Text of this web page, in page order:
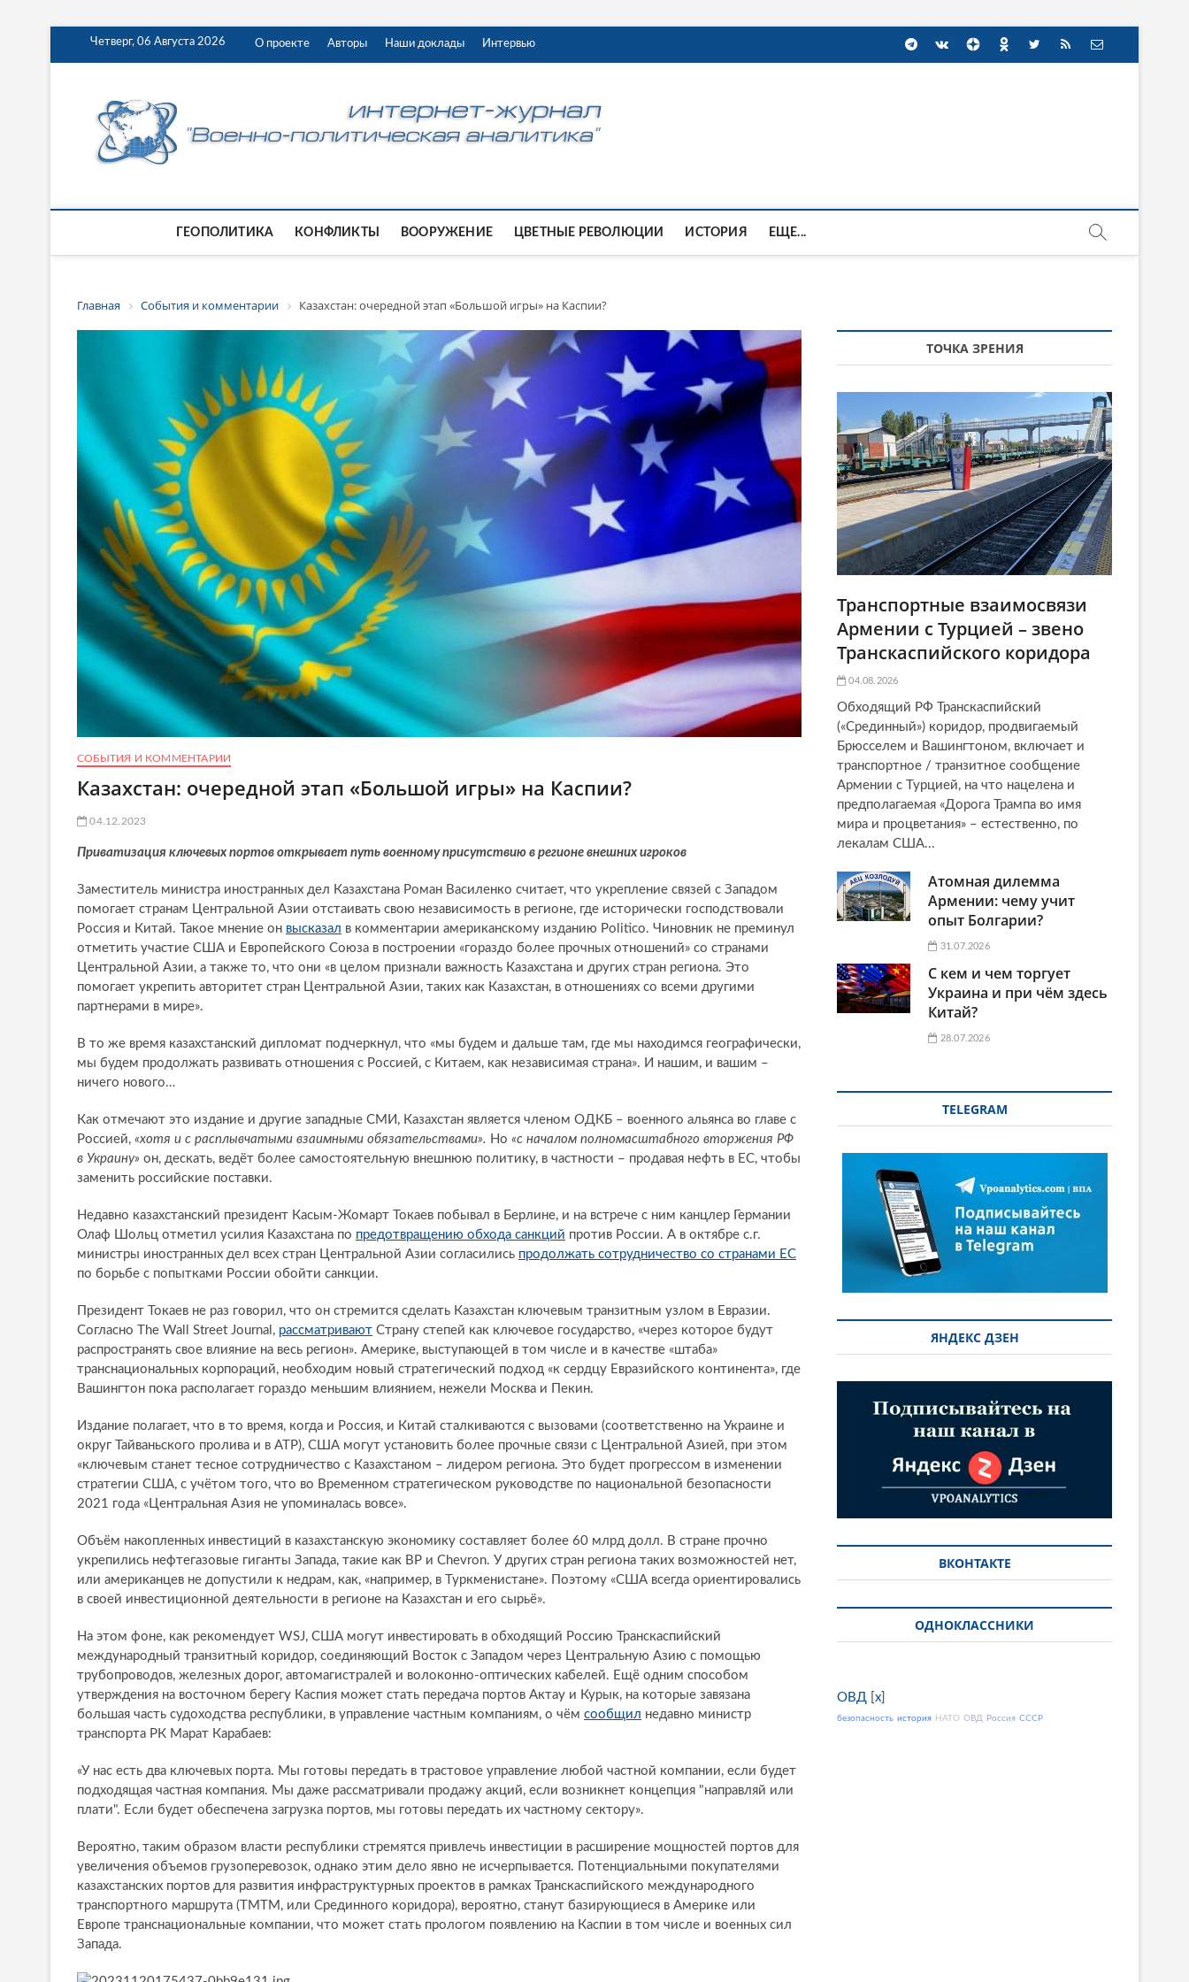
Четверг, 06 Августа 2026 О проекте Авторы Наши доклады Интервью
ГЕОПОЛИТИКА КОНФЛИКТЫ ВООРУЖЕНИЕ ЦВЕТНЫЕ РЕВОЛЮЦИИ ИСТОРИЯ ЕЩЕ...
Главная События и комментарии Казахстан: очередной этап «Большой игры» на Каспии?
СОБЫТИЯ И КОММЕНТАРИИ
Казахстан: очередной этап «Большой игры» на Каспии?
04.12.2023
Приватизация ключевых портов открывает путь военному присутствию в регионе внешних игроков
Заместитель министра иностранных дел Казахстана Роман Василенко считает, что укрепление связей с Западом
помогает странам Центральной Азии отстаивать свою независимость в регионе, где исторически господствовали
Россия и Китай. Такое мнение он высказал в комментарии американскому изданию Politico. Чиновник не преминул
отметить участие США и Европейского Союза в построении «гораздо более прочных отношений» со странами
Центральной Азии, а также то, что они «в целом признали важность Казахстана и других стран региона. Это
помогает укрепить авторитет стран Центральной Азии, таких как Казахстан, в отношениях со всеми другими
партнерами в мире».
В то же время казахстанский дипломат подчеркнул, что «мы будем и дальше там, где мы находимся географически,
мы будем продолжать развивать отношения с Россией, с Китаем, как независимая страна». И нашим, и вашим –
ничего нового…
Как отмечают это издание и другие западные СМИ, Казахстан является членом ОДКБ – военного альянса во главе с
Россией, «хотя и с расплывчатыми взаимными обязательствами». Но «с началом полномасштабного вторжения РФ
в Украину» он, дескать, ведёт более самостоятельную внешнюю политику, в частности – продавая нефть в ЕС, чтобы
заменить российские поставки.
Недавно казахстанский президент Касым-Жомарт Токаев побывал в Берлине, и на встрече с ним канцлер Германии
Олаф Шольц отметил усилия Казахстана по предотвращению обхода санкций против России. А в октябре с.г.
министры иностранных дел всех стран Центральной Азии согласились продолжать сотрудничество со странами ЕС
по борьбе с попытками России обойти санкции.
Президент Токаев не раз говорил, что он стремится сделать Казахстан ключевым транзитным узлом в Евразии.
Согласно The Wall Street Journal, рассматривают Страну степей как ключевое государство, «через которое будут
распространять свое влияние на весь регион». Америке, выступающей в том числе и в качестве «штаба»
транснациональных корпораций, необходим новый стратегический подход «к сердцу Евразийского континента», где
Вашингтон пока располагает гораздо меньшим влиянием, нежели Москва и Пекин.
Издание полагает, что в то время, когда и Россия, и Китай сталкиваются с вызовами (соответственно на Украине и
округ Тайваньского пролива и в АТР), США могут установить более прочные связи с Центральной Азией, при этом
«ключевым станет тесное сотрудничество с Казахстаном – лидером региона. Это будет прогрессом в изменении
стратегии США, с учётом того, что во Временном стратегическом руководстве по национальной безопасности
2021 года «Центральная Азия не упоминалась вовсе».
Объём накопленных инвестиций в казахстанскую экономику составляет более 60 млрд долл. В стране прочно
укрепились нефтегазовые гиганты Запада, такие как BP и Chevron. У других стран региона таких возможностей нет,
или американцев не допустили к недрам, как, «например, в Туркменистане». Поэтому «США всегда ориентировались
в своей инвестиционной деятельности в регионе на Казахстан и его сырьё».
На этом фоне, как рекомендует WSJ, США могут инвестировать в обходящий Россию Транскаспийский
международный транзитный коридор, соединяющий Восток с Западом через Центральную Азию с помощью
трубопроводов, железных дорог, автомагистралей и волоконно-оптических кабелей. Ещё одним способом
утверждения на восточном берегу Каспия может стать передача портов Актау и Курык, на которые завязана
большая часть судоходства республики, в управление частным компаниям, о чём сообщил недавно министр
транспорта РК Марат Карабаев:
«У нас есть два ключевых порта. Мы готовы передать в трастовое управление любой частной компании, если будет
подходящая частная компания. Мы даже рассматривали продажу акций, если возникнет концепция "направляй или
плати". Если будет обеспечена загрузка портов, мы готовы передать их частному сектору».
Вероятно, таким образом власти республики стремятся привлечь инвестиции в расширение мощностей портов для
увеличения объемов грузоперевозок, однако этим дело явно не исчерпывается. Потенциальными покупателями
казахстанских портов для развития инфраструктурных проектов в рамках Транскаспийского международного
транспортного маршрута (ТМТМ, или Срединного коридора), вероятно, станут базирующиеся в Америке или
Европе транснациональные компании, что может стать прологом появлению на Каспии в том числе и военных сил
Запада.
ТОЧКА ЗРЕНИЯ
Транспортные взаимосвязи
Армении с Турцией – звено
Транскаспийского коридора
04.08.2026
Обходящий РФ Транскаспийский
(«Срединный») коридор, продвигаемый
Брюсселем и Вашингтоном, включает и
транспортное / транзитное сообщение
Армении с Турцией, на что нацелена и
предполагаемая «Дорога Трампа во имя
мира и процветания» – естественно, по
лекалам США...
Атомная дилемма
Армении: чему учит
опыт Болгарии?
31.07.2026
С кем и чем торгует
Украина и при чём здесь
Китай?
28.07.2026
TELEGRAM
ЯНДЕКС ДЗЕН
ВКОНТАКТЕ
ОДНОКЛАССНИКИ
ОВД x
безопасность история НАТО ОВД Россия СССР